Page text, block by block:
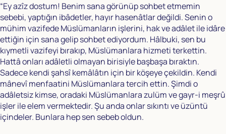
“Ey azîz dostum! Benim sana görünüp sohbet etmemin
sebebi, yaptığın ibâdetler, hayır hasenâtlar değildi. Senin o
mühim vazifede Müslümanların işlerini, hak ve adâlet ile idâre
ettiğin için sana gelip sohbet ediyordum. Hâlbuki, sen bu
kıymetli vazifeyi bırakıp, Müslümanlara hizmeti terkettin.
Hattâ onları adâletli olmayan birisiyle başbaşa bıraktın.
Sadece kendi şahsî kemâlâtın için bir köşeye çekildin. Kendi
mânevî menfaatini Müslümanlara tercih ettin. Şimdi o
adâletsiz kimse, oradaki Müslümanlara zulüm ve gayr-i meşrû
işler ile elem vermektedir. Şu anda onlar sıkıntı ve üzüntü
içindeler. Bunlara hep sen sebeb oldun.